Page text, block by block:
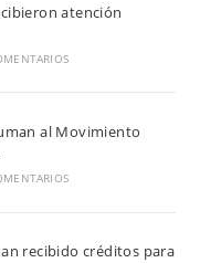
atención
al Movimiento
recibido créditos para